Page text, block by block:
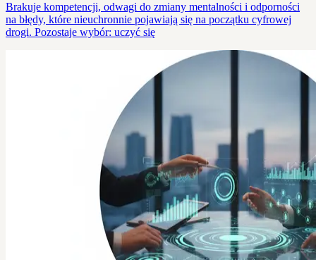
Brakuje kompetencji, odwagi do zmiany mentalności i odporności
na błędy, które nieuchronnie pojawiają się na początku cyfrowej
drogi. Pozostaje wybór: uczyć się